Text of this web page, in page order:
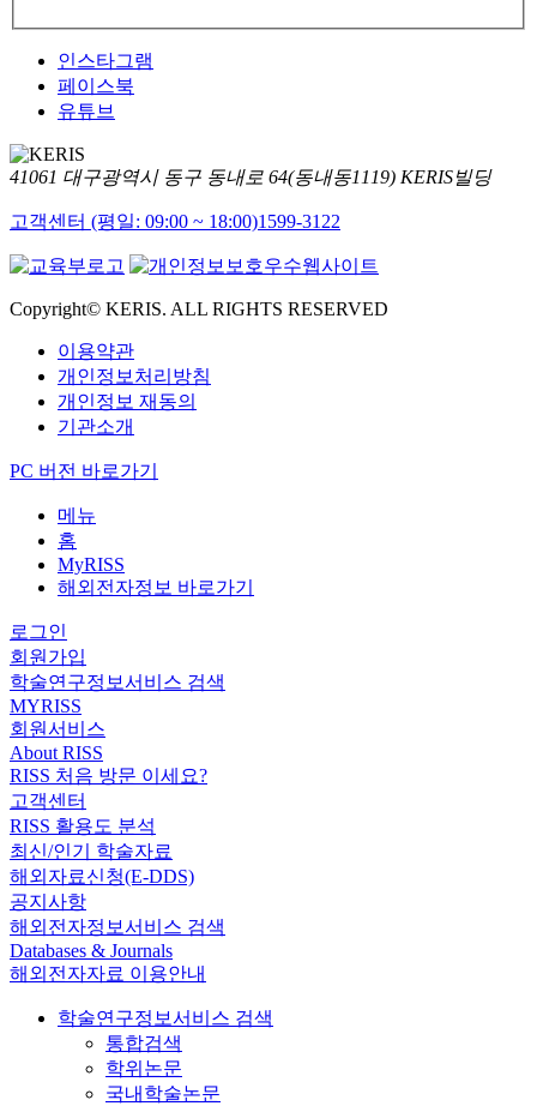
인스타그램
페이스북
유튜브
41061 대구광역시 동구 동내로 64(동내동1119) KERIS빌딩
고객센터 (평일: 09:00 ~ 18:00)1599-3122
Copyright© KERIS. ALL RIGHTS RESERVED
이용약관
개인정보처리방침
개인정보 재동의
기관소개
PC 버전 바로가기
메뉴
홈
MyRISS
해외전자정보 바로가기
로그인
회원가입
학술연구정보서비스 검색
MYRISS
회원서비스
About RISS
RISS 처음 방문 이세요?
고객센터
RISS 활용도 분석
최신/인기 학술자료
해외자료신청(E-DDS)
공지사항
해외전자정보서비스 검색
Databases & Journals
해외전자자료 이용안내
학술연구정보서비스 검색
통합검색
학위논문
국내학술논문